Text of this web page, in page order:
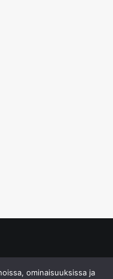
ominaisuuksissa ja